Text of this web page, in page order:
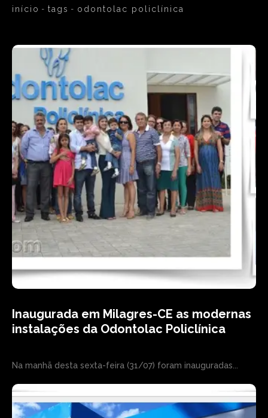
início tags odontolac policlínica
Inaugurada em Milagres-CE as modernas
instalações da Odontolac Policlínica
Na manhã desta sexta-feira (31/07) foram inauguradas...